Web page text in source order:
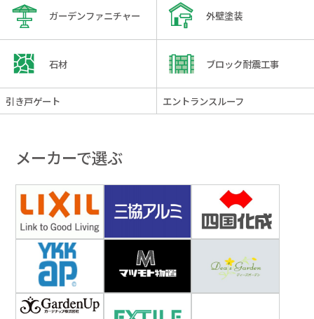
ガーデンファニチャー 外壁塗装
石材 ブロック耐震工事
引き戸ゲート エントランスルーフ
メーカーで選ぶ